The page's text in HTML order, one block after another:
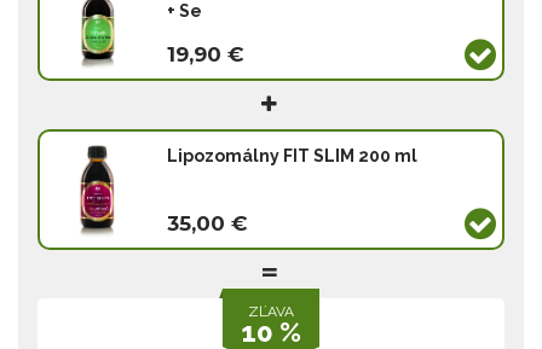
+ Se
19,90 €
Lipozomálny FIT SLIM 200 ml
35,00 €
ZĽAVA
10 %